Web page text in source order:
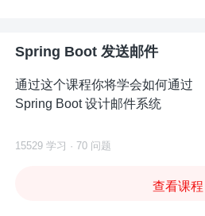
Spring Boot 发送邮件
通过这个课程你将学会如何通过
Spring Boot 设计邮件系统
15529 学习 · 70 问题
查看课程